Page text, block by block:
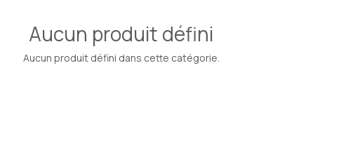
Aucun produit défini
Aucun produit défini dans cette catégorie.